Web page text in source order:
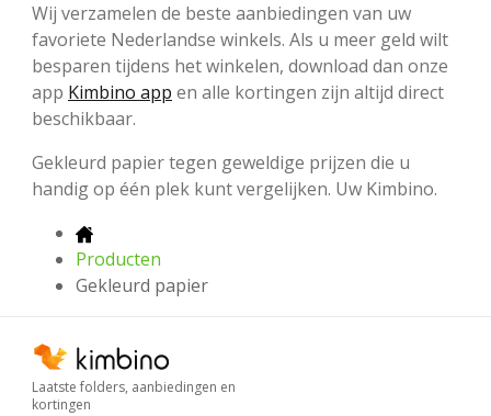
Wij verzamelen de beste aanbiedingen van uw
favoriete Nederlandse winkels. Als u meer geld wilt
besparen tijdens het winkelen, download dan onze
app Kimbino app en alle kortingen zijn altijd direct
beschikbaar.
Gekleurd papier tegen geweldige prijzen die u
handig op één plek kunt vergelijken. Uw Kimbino.
Producten
Gekleurd papier
Laatste folders, aanbiedingen en
kortingen